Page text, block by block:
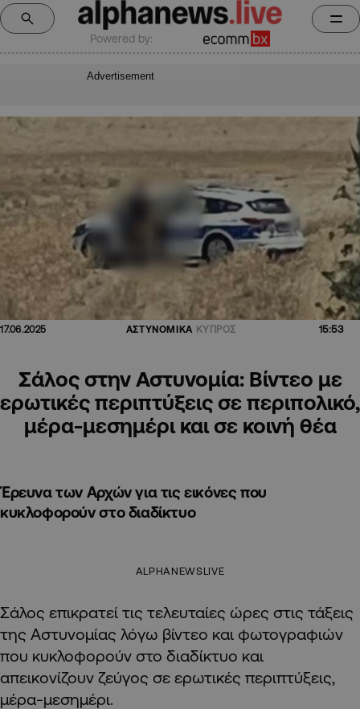
Powered by:
Advertisement
17.06.2025 ΑΣΤΥΝΟΜΙΚΑ ΚΥΠΡΟΣ 15:53
Σάλος στην Αστυνομία: Βίντεο με
ερωτικές περιπτύξεις σε περιπολικό,
μέρα-μεσημέρι και σε κοινή θέα
Έρευνα των Αρχών για τις εικόνες που
κυκλοφορούν στο διαδίκτυο
ALPHANEWSLIVE
Σάλος επικρατεί τις τελευταίες ώρες στις τάξεις
της Αστυνομίας λόγω βίντεο και φωτογραφιών
που κυκλοφορούν στο διαδίκτυο και
απεικονίζουν ζεύγος σε ερωτικές περιπτύξεις,
μέρα-μεσημέρι.